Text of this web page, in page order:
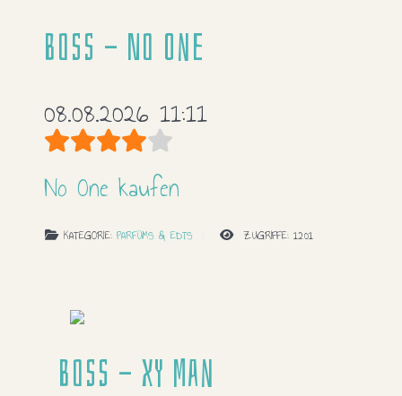
Boss - No One
08.08.2026 11:11
Bewertung: 4/
No One kaufen
KATEGORIE: PARFÜMS & EDTS ZUGRIFFE: 1201
Boss - XY Man